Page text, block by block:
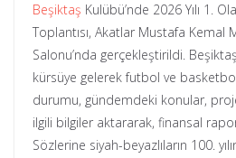
Beşiktaş Kulübü’nde 2026 Yılı 1.
Toplantısı, Akatlar Mustafa Kemal
Salonu’nda gerçekleştirildi.
kürsüye gelerek futbol ve basketbol
durumu, gündemdeki konular,
ilgili bilgiler aktararak, finansal
Sözlerine siyah-beyazlıların 100.